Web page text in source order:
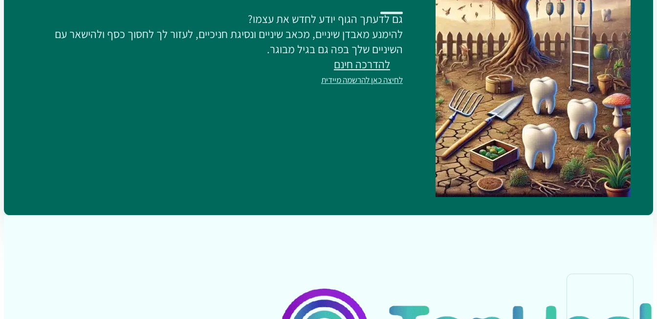
גם לדעתך הגוף יודע לחדש את עצמו?
להימנע מאבדן שיניים, מכאב שיניים ונסיגת חניכיים, לעזור לך לחסוך כסף ולהישאר עם
השיניים שלך בפה גם בגיל מבוגר.
להדרכה חינם
לחיצה כאן להרשמה מיידית